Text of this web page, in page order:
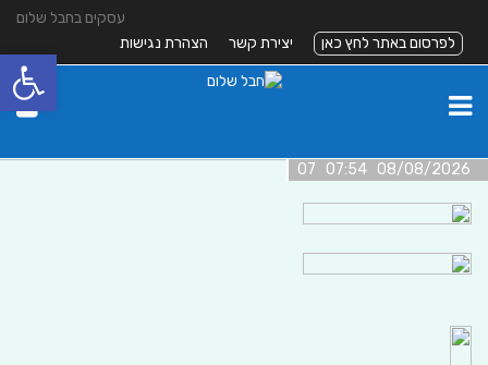
עסקים בחבל שלום
לפרסום באתר לחץ כאן
יצירת קשר הצהרת נגישות
08/08/2026 07:54 07
פתח